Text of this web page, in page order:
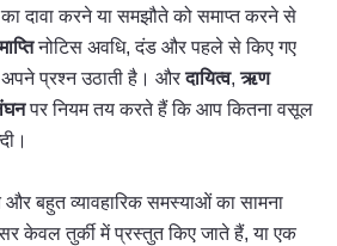
दावा करने या समझौते को समाप्त करने से
नोटिस अवधि, दंड और पहले से किए गए
अपने प्रश्न उठाती है। औरदायित्व,ऋण
पर नियम तय करते हैं कि आप कितना वसूल
और बहुत व्यावहारिक समस्याओं का सामना
केवल तुर्की में प्रस्तुत किए जाते हैं, या एक